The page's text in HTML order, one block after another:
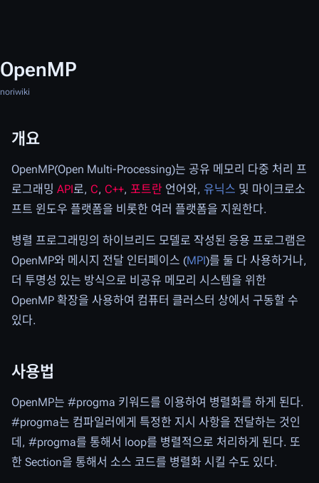
OpenMP
noriwiki
개요
OpenMP(Open Multi-Processing)는 공유 메모리 다중 처리 프
로그래밍 API로, C, C++, 포트란 언어와, 유닉스 및 마이크로소
프트 윈도우 플랫폼을 비롯한 여러 플랫폼을 지원한다.
병렬 프로그래밍의 하이브리드 모델로 작성된 응용 프로그램은
OpenMP와 메시지 전달 인터페이스 (MPI)를 둘 다 사용하거나,
더 투명성 있는 방식으로 비공유 메모리 시스템을 위한
OpenMP 확장을 사용하여 컴퓨터 클러스터 상에서 구동할 수
있다.
사용법
OpenMP는 #progma 키워드를 이용하여 병렬화를 하게 된다.
#progma는 컴파일러에게 특정한 지시 사항을 전달하는 것인
데, #progma를 통해서 loop를 병렬적으로 처리하게 된다. 또
한 Section을 통해서 소스 코드를 병렬화 시킬 수도 있다.